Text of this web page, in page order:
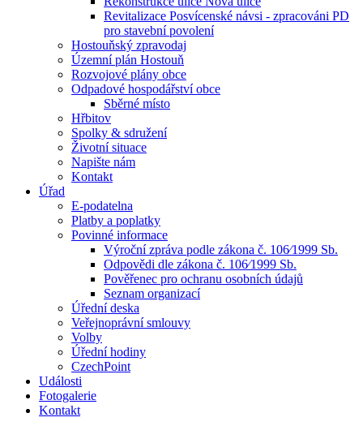
Revitalizace Posvícenské návsi - zpracováni PD
pro stavební povolení
Hostouňský zpravodaj
Územní plán Hostouň
Rozvojové plány obce
Odpadové hospodářství obce
Sběrné místo
Hřbitov
Spolky & sdružení
Životní situace
Napište nám
Kontakt
Úřad
E-podatelna
Platby a poplatky
Povinné informace
Výroční zpráva podle zákona č. 106⁄1999 Sb.
Odpovědi dle zákona č. 106⁄1999 Sb.
Pověřenec pro ochranu osobních údajů
Seznam organizací
Úřední deska
Veřejnoprávní smlouvy
Volby
Úřední hodiny
CzechPoint
Události
Fotogalerie
Kontakt